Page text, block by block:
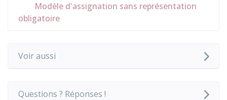
Modèle d'assignation sans représentation
obligatoire
Voir aussi
Questions ? Réponses !